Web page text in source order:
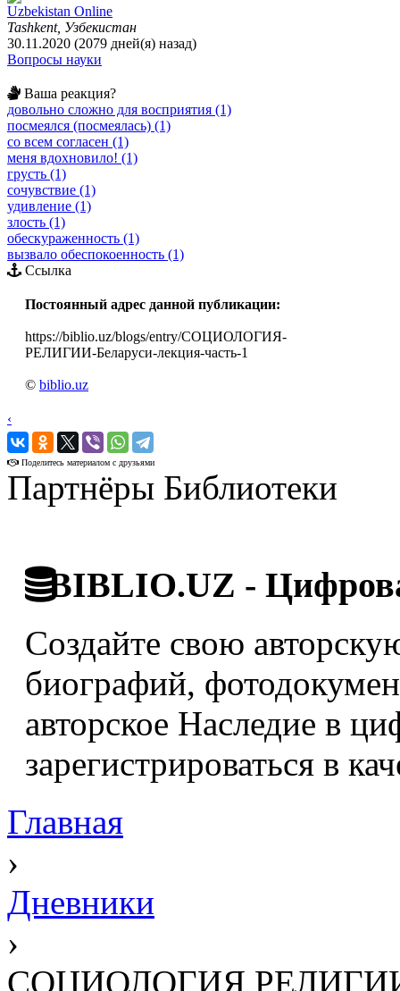
Uzbekistan Online
Tashkent, Узбекистан
30.11.2020 (2079 дней(я) назад)
Вопросы науки
Ваша реакция?
довольно сложно для восприятия (1)
посмеялся (посмеялась) (1)
со всем согласен (1)
меня вдохновило! (1)
грусть (1)
сочувствие (1)
удивление (1)
злость (1)
обескураженность (1)
вызвало обеспокоенность (1)
Ссылка
Постоянный адрес данной публикации:
https://biblio.uz/blogs/entry/СОЦИОЛОГИЯ-
РЕЛИГИИ-Беларуси-лекция-часть-1
© biblio.uz
‹
›
Поделитесь материалом с друзьями
Партнёры Библиотеки
BIBLIO.UZ -
Создайте свою
биографий,
авторское Наследие в
зарегистрироваться в
Главная
›
Дневники
›
СОЦИОЛОГИЯ РЕЛИГИИ